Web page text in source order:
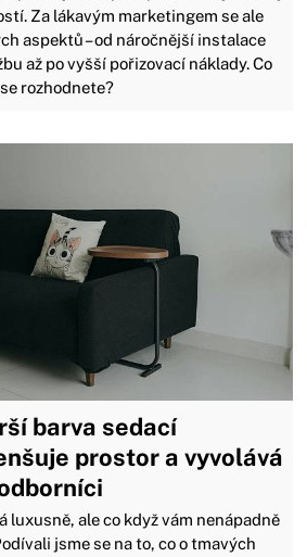
Za lákavým marketingem se ale
aspektů – od náročnější instalace
až po vyšší pořizovací náklady. Co
rozhodnete?
barva sedací
prostor a vyvolává
luxusně, ale co když vám nenápadně
jsme se na to, co o tmavých